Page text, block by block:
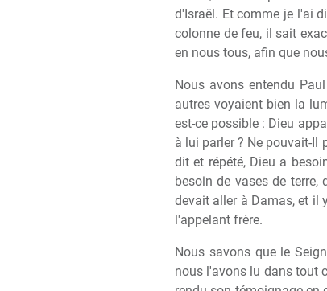
d'Israël. Et comme je l'ai
colonne de feu, il sait
en nous tous, afin que
Nous avons entendu
autres voyaient bien la
est-ce possible : Dieu
à lui parler ? Ne pouvait-Il
dit et répété, Dieu a
besoin de vases de
devait aller à Damas, et il
l'appelant frère.
Nous savons que le
nous l'avons lu dans tout